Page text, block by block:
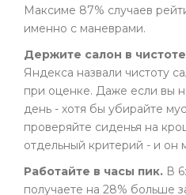
Максиме 87% случаев
именно с маневрами.
Держите салон в
Яндекса назвали чистоту
при оценке. Даже если вы
день - хотя бы убирайте
проверяйте сиденья на
отдельный критерий - и он
Работайте в часы пик. В
получаете на 28% больше